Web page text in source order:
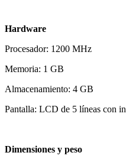
Hardware
Procesador: 1200 MHz
Memoria: 1 GB
Almacenamiento: 4 GB
Pantalla: LCD de 5 líneas con
Dimensiones y peso